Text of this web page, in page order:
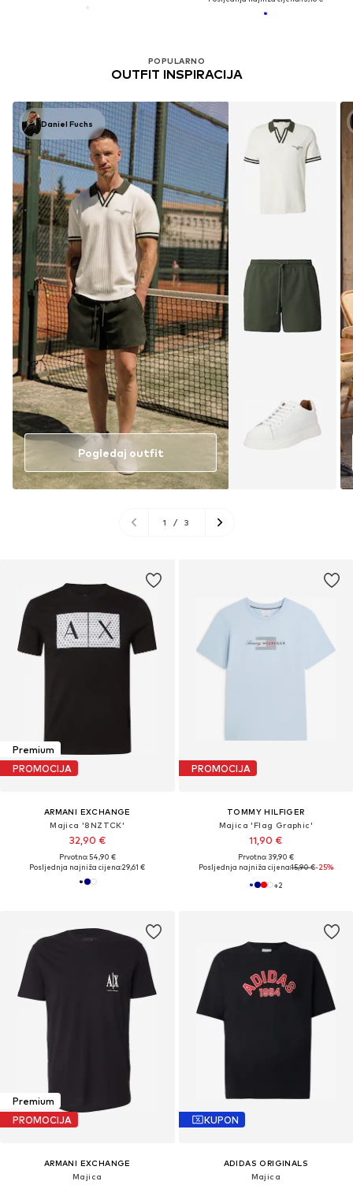
POPULARNO
OUTFIT INSPIRACIJA
Daniel Fuchs
Pogledaj outfit
1 / 3
Premium
PROMOCIJA
ARMANI EXCHANGE
Majica '8NZTCK'
32,90 €
Prvotno: 54,90 €
Posljednja najniža cijena:29,61 €
PROMOCIJA
TOMMY HILFIGER
Majica 'Flag Graphic'
11,90 €
Prvotno: 39,90 €
Posljednja najniža cijena:15,90 €-25%
+2
Premium
PROMOCIJA
ARMANI EXCHANGE
Majica
KUPON
ADIDAS ORIGINALS
Majica